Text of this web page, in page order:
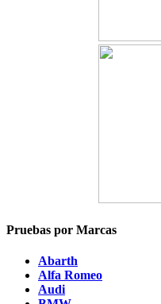
Pruebas por Marcas
Abarth
Alfa Romeo
Audi